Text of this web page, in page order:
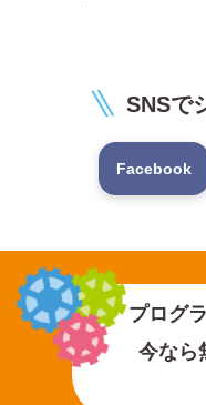
SNSで
Facebook
プログ
今なら